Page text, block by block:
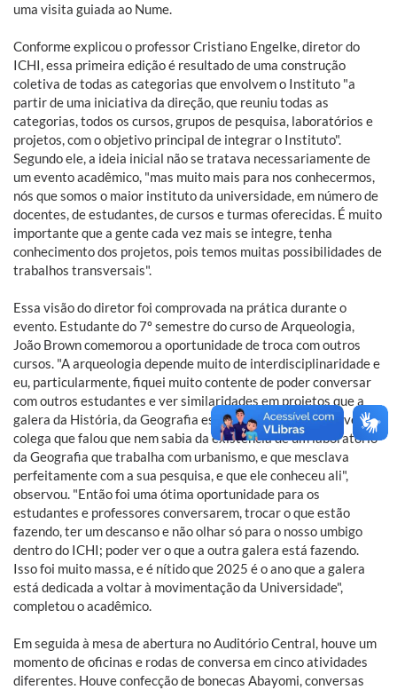
uma visita guiada ao Nume.
Conforme explicou o professor Cristiano Engelke, diretor do
ICHI, essa primeira edição é resultado de uma construção
coletiva de todas as categorias que envolvem o Instituto "a
partir de uma iniciativa da direção, que reuniu todas as
categorias, todos os cursos, grupos de pesquisa, laboratórios e
projetos, com o objetivo principal de integrar o Instituto".
Segundo ele, a ideia inicial não se tratava necessariamente de
um evento acadêmico, "mas muito mais para nos conhecermos,
nós que somos o maior instituto da universidade, em número de
docentes, de estudantes, de cursos e turmas oferecidas. É muito
importante que a gente cada vez mais se integre, tenha
conhecimento dos projetos, pois temos muitas possibilidades de
trabalhos transversais".
Essa visão do diretor foi comprovada na prática durante o
evento. Estudante do 7º semestre do curso de Arqueologia,
João Brown comemorou a oportunidade de troca com outros
cursos. "A arqueologia depende muito de interdisciplinaridade e
eu, particularmente, fiquei muito contente de poder conversar
com outros estudantes e ver similaridades em projetos que a
galera da História, da Geografia está fazendo conosco. Teve um
colega que falou que nem sabia da existência de um laboratório
da Geografia que trabalha com urbanismo, e que mesclava
perfeitamente com a sua pesquisa, e que ele conheceu ali",
observou. "Então foi uma ótima oportunidade para os
estudantes e professores conversarem, trocar o que estão
fazendo, ter um descanso e não olhar só para o nosso umbigo
dentro do ICHI; poder ver o que a outra galera está fazendo.
Isso foi muito massa, e é nítido que 2025 é o ano que a galera
está dedicada a voltar à movimentação da Universidade",
completou o acadêmico.
Em seguida à mesa de abertura no Auditório Central, houve um
momento de oficinas e rodas de conversa em cinco atividades
diferentes. Houve confecção de bonecas Abayomi, conversas